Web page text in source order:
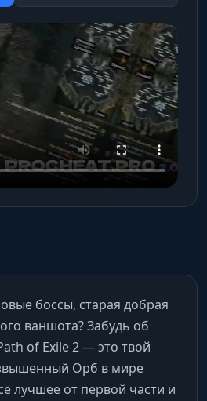
боссы, старая добрая
ваншота? Забудь об
of Exile 2 — это твой
Орб в мире
лучшее от первой части и